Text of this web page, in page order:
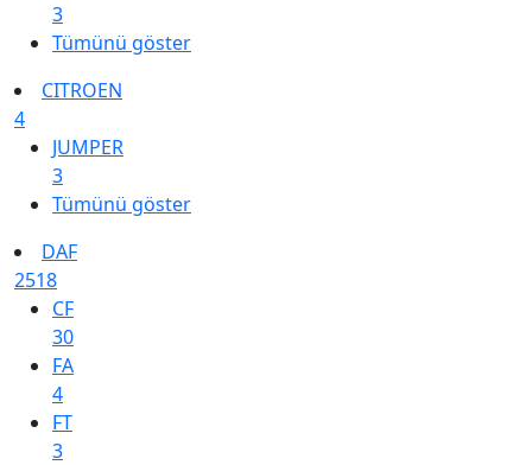
3
Tümünü göster
CITROEN
4
JUMPER
3
Tümünü göster
DAF
2518
CF
30
FA
4
FT
3